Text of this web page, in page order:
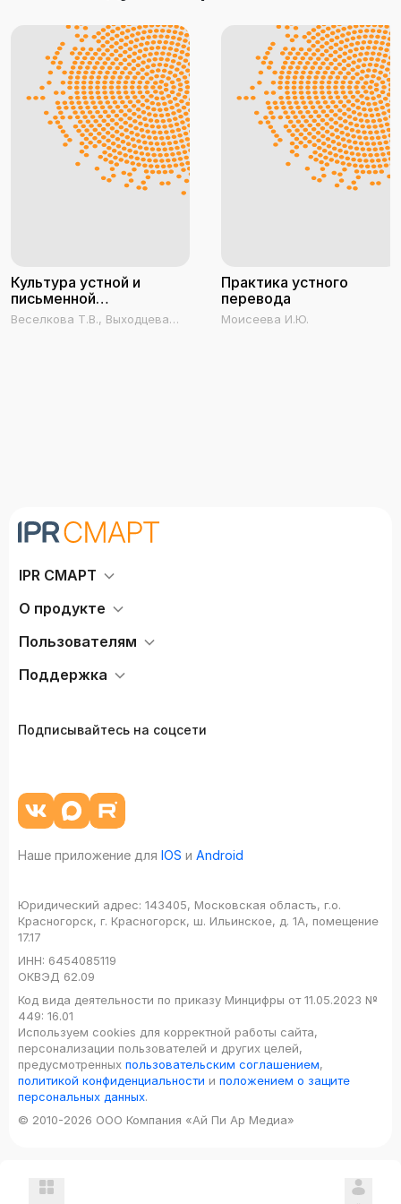
Культура устной и
письменной
коммуникации
Веселкова Т.В., Выходцева
Практика устного
перевода
Моисеева И.Ю.
IPR СМАРТ
О продукте
Пользователям
Поддержка
Подписывайтесь на соцсети
Наше приложение для IOS и Android
Юридический адрес: 143405, Московская область, г.о.
Красногорск, г. Красногорск, ш. Ильинское, д. 1А, помещение
17.17
ИНН: 6454085119
ОКВЭД 62.09
Код вида деятельности по приказу Минцифры от 11.05.2023 №
449: 16.01
Используем cookies для корректной работы сайта,
персонализации пользователей и других целей,
предусмотренных пользовательским соглашением,
политикой конфиденциальности и положением о защите
персональных данных.
© 2010-2026 ООО Компания «Ай Пи Ар Медиа»